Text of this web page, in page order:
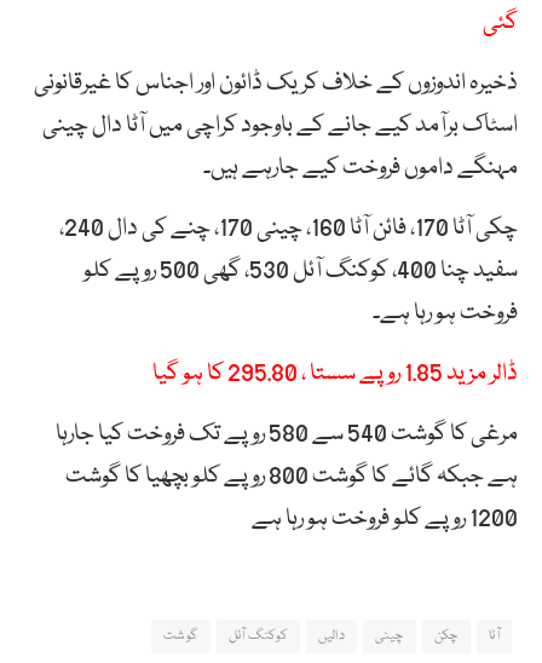
گئی
ذخیرہ اندوزوں کے خلاف کریک ڈائون اور اجناس کا غیرقانونی
اسٹاک برآمد کیے جانے کے باوجود کراچی میں آٹا دال چینی
مہنگے داموں فروخت کیے جارہے ہیں۔
چکی آٹا 170، فائن آٹا 160، چینی 170، چنے کی دال 240،
سفید چنا 400، کوکنگ آئل 530، گھی 500 روپے کلو
فروخت ہو رہا ہے۔
ڈالر مزید 1.85 روپے سستا ، 295.80 کا ہو گیا
مرغی کا گوشت 540 سے 580 روپے تک فروخت کیا جارہا
ہے جبکہ گائے کا گوشت 800 روپے کلو بچھیا کا گوشت
1200 روپے کلو فروخت ہو رہا ہے
آٹا چکن چینی دالیں کوکنگ آئل گوشت